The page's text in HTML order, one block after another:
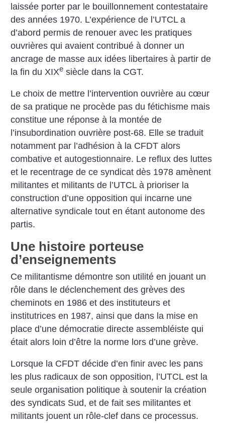
laissée porter par le bouillonnement contestataire
des années 1970. L’expérience de l’UTCL a
d’abord permis de renouer avec les pratiques
ouvrières qui avaient contribué à donner un
ancrage de masse aux idées libertaires à partir de
la fin du XIXe siècle dans la CGT.
Le choix de mettre l’intervention ouvrière au cœur
de sa pratique ne procède pas du fétichisme mais
constitue une réponse à la montée de
l’insubordination ouvrière post-68. Elle se traduit
notamment par l’adhésion à la CFDT alors
combative et autogestionnaire. Le reflux des luttes
et le recentrage de ce syndicat dès 1978 amènent
militantes et militants de l’UTCL à prioriser la
construction d’une opposition qui incarne une
alternative syndicale tout en étant autonome des
partis.
Une histoire porteuse
d’enseignements
Ce militantisme démontre son utilité en jouant un
rôle dans le déclenchement des grèves des
cheminots en 1986 et des instituteurs et
institutrices en 1987, ainsi que dans la mise en
place d’une démocratie directe assembléiste qui
était alors loin d’être la norme lors d’une grève.
Lorsque la CFDT décide d’en finir avec les pans
les plus radicaux de son opposition, l’UTCL est la
seule organisation politique à soutenir la création
des syndicats Sud, et de fait ses militantes et
militants jouent un rôle-clef dans ce processus.